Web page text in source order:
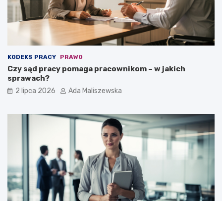
KODEKS PRACY PRAWO
Czy sąd pracy pomaga pracownikom – w jakich
sprawach?
2 lipca 2026 Ada Maliszewska